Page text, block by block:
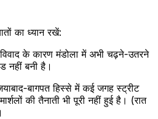
का ध्यान रखें:
के कारण मंडोला में अभी चढ़ने-उतरने
नहीं बनी है।
बागपत हिस्से में कई जगह स्ट्रीट
की तैनाती भी पूरी नहीं हुई है। (रात